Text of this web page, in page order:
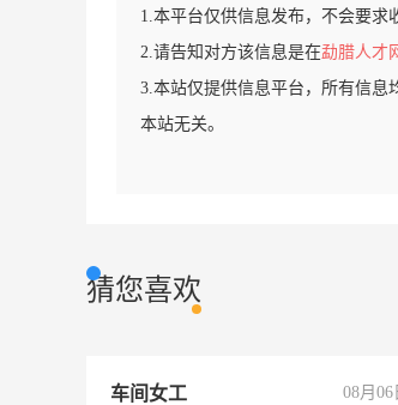
1.本平台仅供信息发布，不会要求
2.请告知对方该信息是在勐腊人才
3.本站仅提供信息平台，所有信息
本站无关。
猜您喜欢
车间女工 08月06